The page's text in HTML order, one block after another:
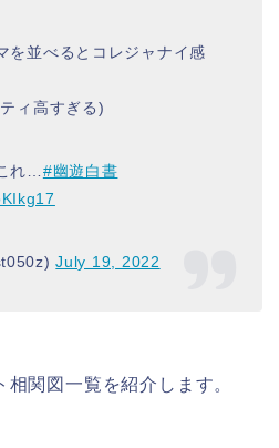
を並べるとコレジャナイ感
ィ高すぎる)
れ… #幽遊白書
July 19, 2022
関図一覧を紹介します。